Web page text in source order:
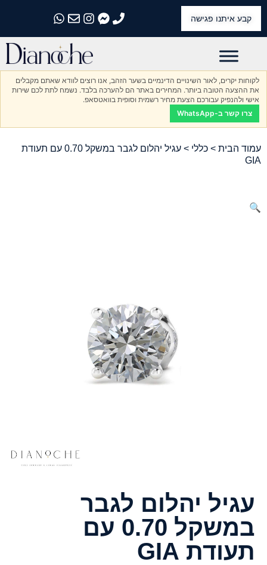
קבע איתנו פגישה
התקשרו אלינו
התקשרו אלינו
התקשרו אלינו
התקשרו אלינו
התקשרו אלינו
לקוחות יקרים, לאור השינויים הדינמיים בשער הזהב, אנו רוצים לוודא שאתם מקבלים
את ההצעה הטובה ביותר. המחירים באתר הם להערכה בלבד. נשמח לתת לכם שירות
אישי ולהנפיק עבורכם הצעת מחיר רשמית וסופית בוואטסאפ.
צרו קשר ב-WhatsApp
עמוד הבית > כללי
> עגיל יהלום לגבר במשקל 0.70 עם תעודת
GIA
🔍
עגיל יהלום לגבר
במשקל 0.70 עם
תעודת GIA